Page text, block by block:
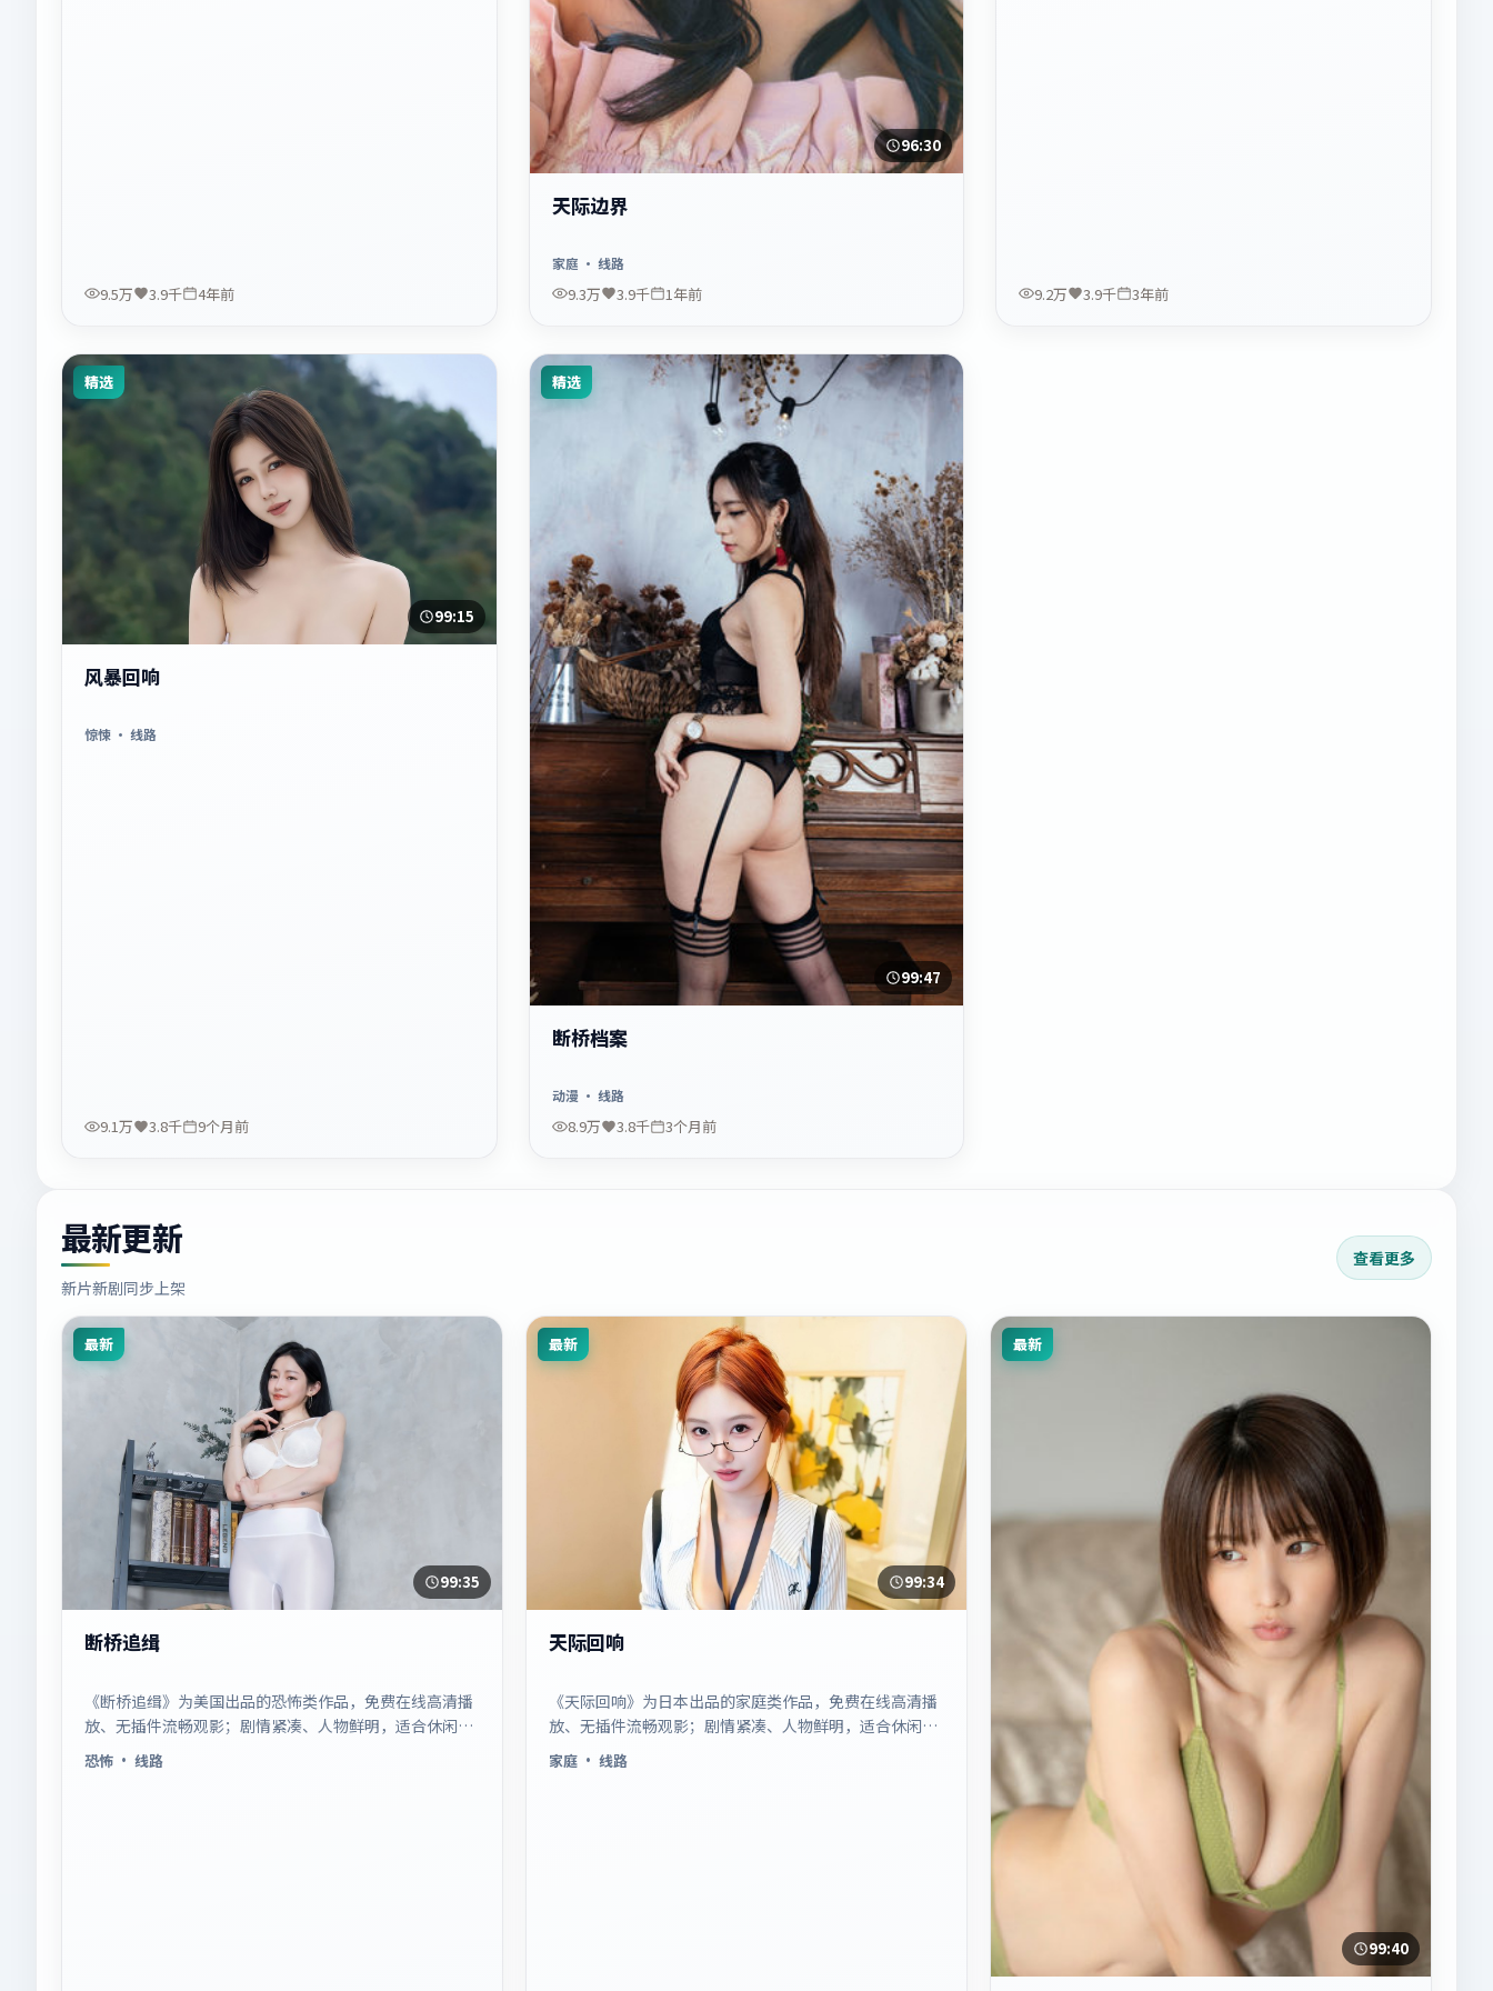
9.5万 3.9千 4年前
96:30
天际边界
家庭 · 线路
9.3万 3.9千 1年前 9.2万 3.9千 3年前
精选
99:15
风暴回响
惊悚· 线路
9.1万 3.8千 9个月前
精选
99:47
断桥档案
动漫 · 线路
8.9万 3.8千 3个月前
最新更新
新片新剧同步上架
查看更多
最新
99:35
断桥追缉
《断桥追缉》为美国出品的恐怖类作品，免费在线高清播
放、无插件流畅观影；剧情紧凑、人物鲜明，适合休闲一
口气追看。
恐怖· 线路
最新
99:34
天际回响
《天际回响》为日本出品的家庭类作品，免费在线高清播
放、无插件流畅观影；剧情紧凑、人物鲜明，适合休闲一
口气追看。
家庭· 线路
最新
99:40